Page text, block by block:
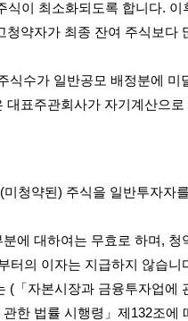
식이 최소화되도록 합니다. 이
청약자가 최종 잔여 주식보다
식수가 일반공모 배정분에 미
대표주관회사가 자기계산으
(미청약된 ) 주식을 일반투자자
에 대하여는 무효로 하며 , 청
터의 이자는 지급하지 않습니
( 「자본시장과 금융투자업에
한 법률 시행령」제 132조에